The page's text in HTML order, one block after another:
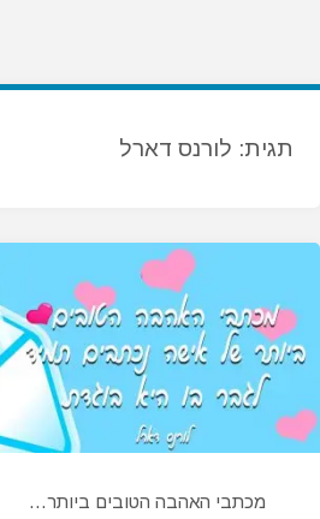
תגית: לורנס דארל
מכתבי האהבה הטובים ביותר…